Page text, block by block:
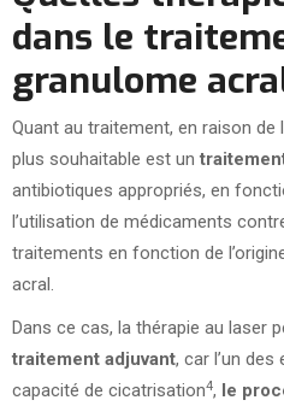
dans le
granulome
Quant au traitement, en raison
plus souhaitable est un
antibiotiques appropriés, en
l’utilisation de médicaments
traitements en fonction de
acral.
Dans ce cas, la thérapie au laser
traitement adjuvant, car l’un
capacité de cicatrisation4, le